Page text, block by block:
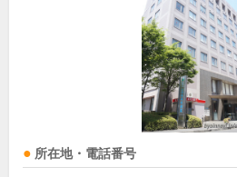
所在地・電話番号